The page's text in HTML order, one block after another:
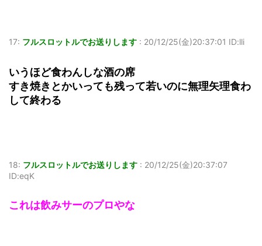
17: フルスロットルでお送りします : 20/12/25(金)20:37:01 ID:lli
いうほど食わんしな酒の席
すき焼きとかいっても残って若いのに無理矢理食わ
して終わる
18: フルスロットルでお送りします : 20/12/25(金)20:37:07
ID:eqK
これは飲みサーのプロやな